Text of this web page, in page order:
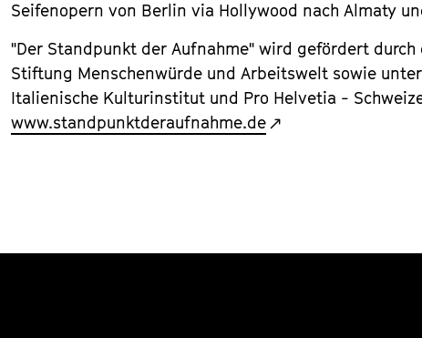
Seifenopern von Berlin via Hollywood nach Almaty
"Der Standpunkt der Aufnahme" wird gefördert
Stiftung Menschenwürde und Arbeitswelt sowie
Italienische Kulturinstitut und Pro Helvetia -
www.standpunktderaufnahme.de